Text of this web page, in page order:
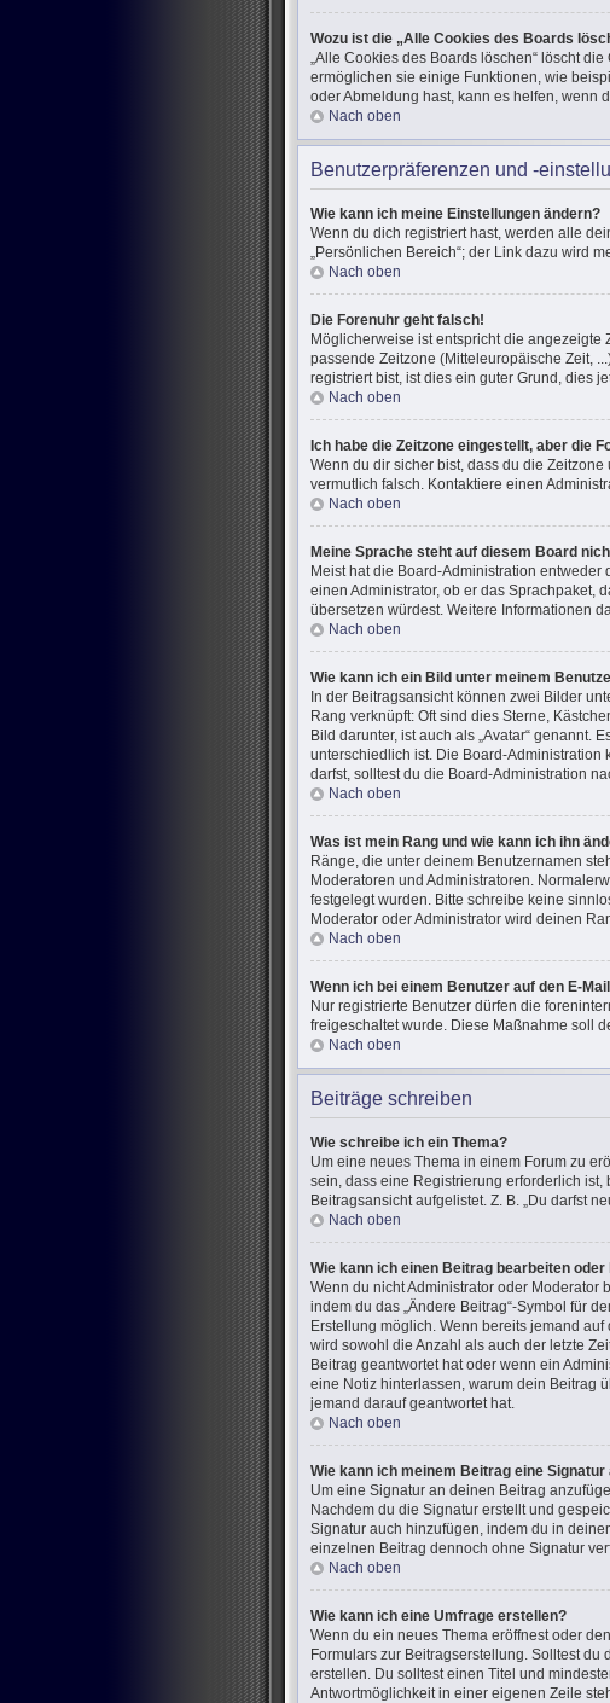
Wozu ist die „Alle Cookies des Boards
„Alle Cookies des Boards löschen“ löscht
ermöglichen sie einige Funktionen, wie
oder Abmeldung hast, kann es helfen, wenn
Nach oben
Benutzerpräferenzen und -
Wie kann ich meine Einstellungen ändern?
Wenn du dich registriert hast, werden alle
„Persönlichen Bereich“; der Link dazu wird
Nach oben
Die Forenuhr geht falsch!
Möglicherweise ist entspricht die angezeigte
passende Zeitzone (Mitteleuropäische Zeit,
registriert bist, ist dies ein guter Grund, dies
Nach oben
Ich habe die Zeitzone eingestellt, aber die
Wenn du dir sicher bist, dass du die
vermutlich falsch. Kontaktiere einen
Nach oben
Meine Sprache steht auf diesem Board
Meist hat die Board-Administration
einen Administrator, ob er das Sprachpaket,
übersetzen würdest. Weitere Informationen
Nach oben
Wie kann ich ein Bild unter meinem
In der Beitragsansicht können zwei Bilder
Rang verknüpft: Oft sind dies Sterne,
Bild darunter, ist auch als „Avatar“ genannt.
unterschiedlich ist. Die Board-Administration
darfst, solltest du die Board-Administration
Nach oben
Was ist mein Rang und wie kann ich ihn
Ränge, die unter deinem Benutzernamen
Moderatoren und Administratoren.
festgelegt wurden. Bitte schreibe keine
Moderator oder Administrator wird deinen
Nach oben
Wenn ich bei einem Benutzer auf den E-
Nur registrierte Benutzer dürfen die
freigeschaltet wurde. Diese Maßnahme soll
Nach oben
Beiträge schreiben
Wie schreibe ich ein Thema?
Um eine neues Thema in einem Forum zu
sein, dass eine Registrierung erforderlich
Beitragsansicht aufgelistet. Z. B. „Du darfst
Nach oben
Wie kann ich einen Beitrag bearbeiten oder
Wenn du nicht Administrator oder
indem du das „Ändere Beitrag“-Symbol für
Erstellung möglich. Wenn bereits jemand
wird sowohl die Anzahl als auch der letzte
Beitrag geantwortet hat oder wenn ein
eine Notiz hinterlassen, warum dein Beitrag
jemand darauf geantwortet hat.
Nach oben
Wie kann ich meinem Beitrag eine Signatur
Um eine Signatur an deinen Beitrag
Nachdem du die Signatur erstellt und
Signatur auch hinzufügen, indem du in
einzelnen Beitrag dennoch ohne Signatur
Nach oben
Wie kann ich eine Umfrage erstellen?
Wenn du ein neues Thema eröffnest oder
Formulars zur Beitragserstellung. Solltest
erstellen. Du solltest einen Titel und
Antwortmöglichkeit in einer eigenen Zeile